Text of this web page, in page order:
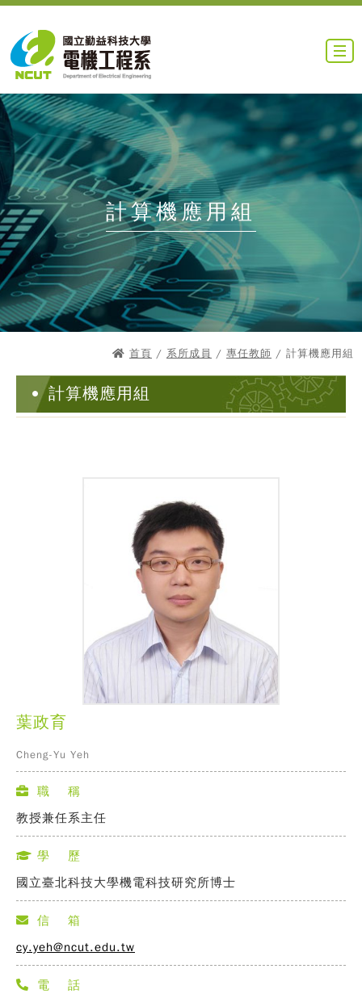
計算機應用組
首頁 / 系所成員 / 專任教師 / 計算機應用組
計算機應用組
葉政育
Cheng-Yu Yeh
職 稱
教授兼任系主任
學 歷
國立臺北科技大學機電科技研究所博士
信 箱
cy.yeh@ncut.edu.tw
電 話